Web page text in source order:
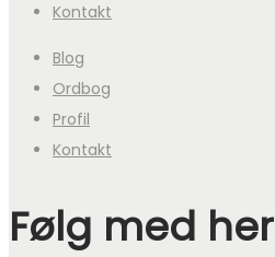
Kontakt
Blog
Ordbog
Profil
Kontakt
Følg med her